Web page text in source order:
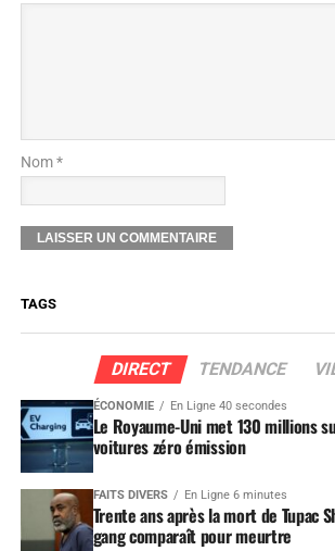
Nom *
TAGS
DIRECT TENDANCE
ÉCONOMIE En Ligne 40 secondes
Le Royaume-Uni met 130 millions
voitures zéro émission
FAITS DIVERS En Ligne 6 minutes
Trente ans après la mort de Tupac
gang comparaît pour meurtre